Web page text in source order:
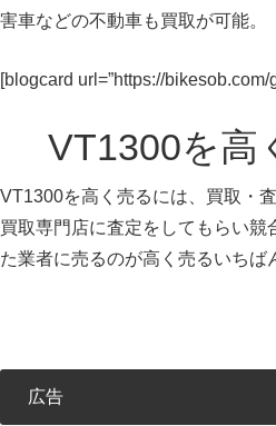
害車などの不動車も買取が可能。
[blogcard url=”https://bikesob.com/
VT1300を高
VT1300を高く売るには、買取・
買取専門店に査定をしてもらい競
た業者に売るのが高く売るいちば
広告